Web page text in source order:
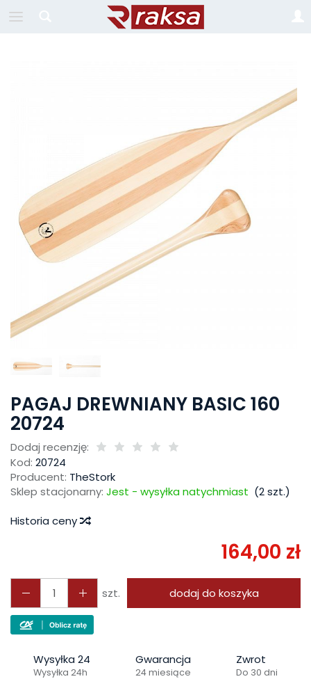
PAGAJ DREWNIANY BASIC 160
20724
Dodaj recenzję:
Kod: 20724
Producent: TheStork
Sklep stacjonarny: Jest - wysyłka natychmiast (2szt.)
Historia ceny
164,00 zł
szt. dodaj do koszyka
Wysyłka 24
Wysyłka 24h
Gwarancja
24 miesiące
Zwrot
Do 30 dni